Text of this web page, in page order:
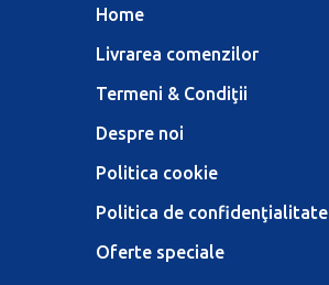
Home
Livrarea comenzilor
Termeni & Condiţii
Despre noi
Politica cookie
Politica de confidenţialitate
Oferte speciale